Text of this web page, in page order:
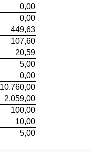
0,00
0,00
449,63
107,60
20,59
5,00
0,00
10.760,00
2.059,00
100,00
10,00
5,00